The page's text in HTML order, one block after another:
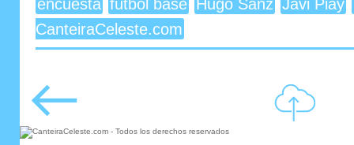
CanteiraCeleste.com